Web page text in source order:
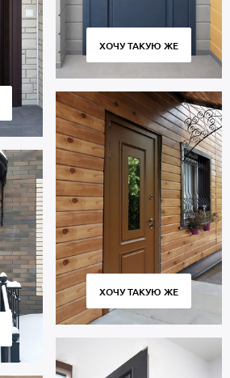
ХОЧУ ТАКУЮ ЖЕ
ХОЧУ ТАКУЮ ЖЕ